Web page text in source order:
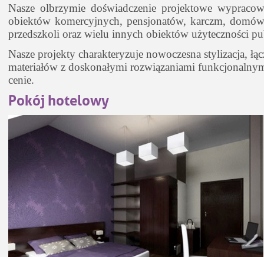
Nasze olbrzymie doświadczenie projektowe
obiektów komercyjnych, pensjonatów, karczm,
przedszkoli oraz wielu innych obiektów użyteczności
Nasze projekty charakteryzuje nowoczesna stylizacja,
materiałów z doskonałymi rozwiązaniami
cenie.
Pokój hotelowy